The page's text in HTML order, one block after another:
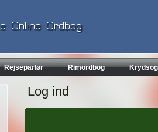
Rejseparlør Rimordbog
Log ind